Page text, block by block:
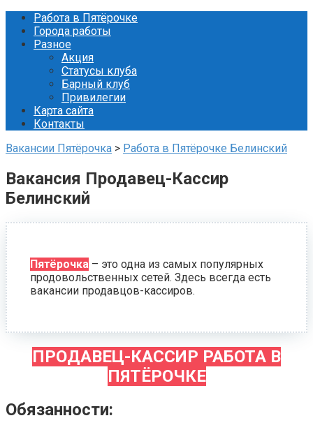
Перейти
контенту
Работа в Пятёрочке
Города работы
Разное
Акция
Статусы клуба
Барный клуб
Привилегии
Карта сайта
Контакты
Вакансии Пятёрочка > Работа в Пятёрочке Белинский
Вакансия Продавец-Кассир
Белинский
Пятёрочка – это одна из самых популярных
продовольственных сетей. Здесь всегда есть
вакансии продавцов-кассиров.
ПРОДАВЕЦ-КАССИР РАБОТА В
ПЯТЁРОЧКЕ
Обязанности: